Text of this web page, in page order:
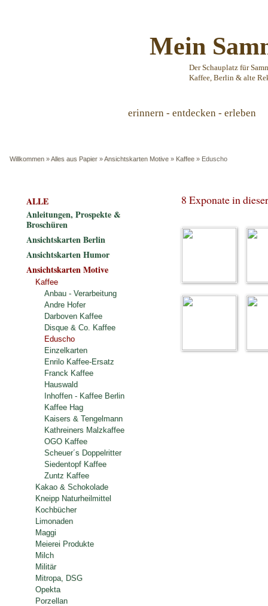
Mein
Der Schauplatz für
Kaffee, Berlin & alte
erinnern - entdecken - erleben
Willkommen »Alles aus Papier »Ansichtskarten Motive » Kaffee » Eduscho
8 Exponate in
ALLE
Anleitungen, Prospekte &
Broschüren
Ansichtskarten Berlin
Ansichtskarten Humor
Ansichtskarten Motive
Kaffee
Anbau - Verarbeitung
Andre Hofer
Darboven Kaffee
Disque & Co. Kaffee
Eduscho
Einzelkarten
Enrilo Kaffee-Ersatz
Franck Kaffee
Hauswald
Inhoffen - Kaffee Berlin
Kaffee Hag
Kaisers & Tengelmann
Kathreiners Malzkaffee
OGO Kaffee
Scheuer´s Doppelritter
Siedentopf Kaffee
Zuntz Kaffee
Kakao & Schokolade
Kneipp Naturheilmittel
Kochbücher
Limonaden
Maggi
Meierei Produkte
Milch
Militär
Mitropa, DSG
Opekta
Porzellan